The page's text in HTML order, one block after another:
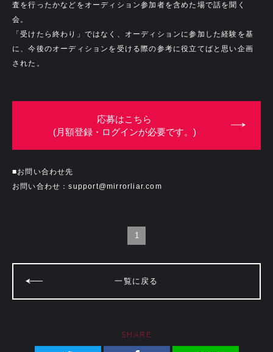
査を行ったかなどをオーディション参加者を含めた場で話を聞く
会。
「受けたら終わり」ではなく、オーディションに参加した経験を基
に、今後のオーディションを受ける際の参考に役立てばと思い企画
された。
応募はこちら
(月額登録・ログインが必要です。)
■お問い合わせ先
お問い合わせ：support@mirrorliar.com
1
一覧に戻る
SHARE